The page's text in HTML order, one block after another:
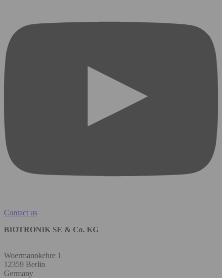
Contact us
BIOTRONIK SE & Co. KG
Woermannkehre 1
12359 Berlin
Germany